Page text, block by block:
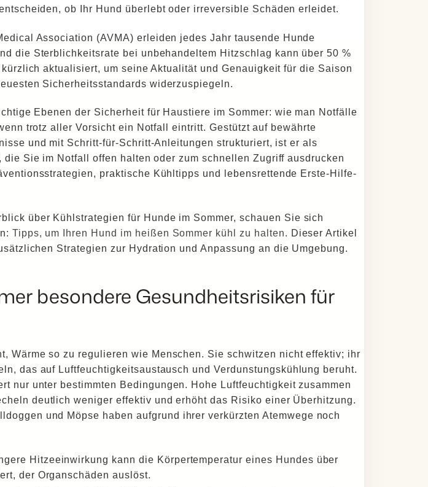
ob Ihr Hund überlebt oder irreversible Schäden erleidet.
Association (AVMA) erleiden jedes Jahr tausende Hunde
die Sterblichkeitsrate bei unbehandeltem Hitzschlag kann über 50 %
aktualisiert, um seine Aktualität und Genauigkeit für die Saison
Sicherheitsstandards widerzuspiegeln.
Ebenen der Sicherheit für Haustiere im Sommer: wie man Notfälle
trotz aller Vorsicht ein Notfall eintritt. Gestützt auf bewährte
und mit Schritt-für-Schritt-Anleitungen strukturiert, ist er als
Sie im Notfall offen halten oder zum schnellen Zugriff ausdrucken
praktische Kühltipps und lebensrettende Erste-Hilfe-
über Kühlstrategien für Hunde im Sommer, schauen Sie sich
Tipps, um Ihren Hund im heißen Sommer kühl zu halten. Dieser Artikel
Strategien zur Hydration und Anpassung an die Umgebung.
besondere Gesundheitsrisiken für
Wärme so zu regulieren wie Menschen. Sie schwitzen nicht effektiv; ihr
das auf Luftfeuchtigkeitsaustausch und Verdunstungskühlung beruht.
nur unter bestimmten Bedingungen. Hohe Luftfeuchtigkeit zusammen
deutlich weniger effektiv und erhöht das Risiko einer Überhitzung.
und Möpse haben aufgrund ihrer verkürzten Atemwege noch
Hitzeeinwirkung kann die Körpertemperatur eines Hundes über
der Organschäden auslöst.